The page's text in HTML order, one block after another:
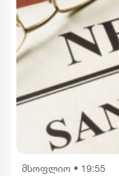
მსოფლიო • 19:55